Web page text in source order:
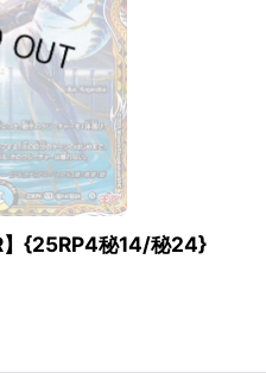
】{25RP4秘14/秘24}